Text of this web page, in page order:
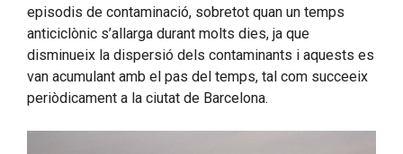
episodis de contaminació, sobretot quan un temps
anticiclònic s’allarga durant molts dies, ja que
disminueix la dispersió dels contaminants i aquests es
van acumulant amb el pas del temps, tal com succeeix
periòdicament a la ciutat de Barcelona.